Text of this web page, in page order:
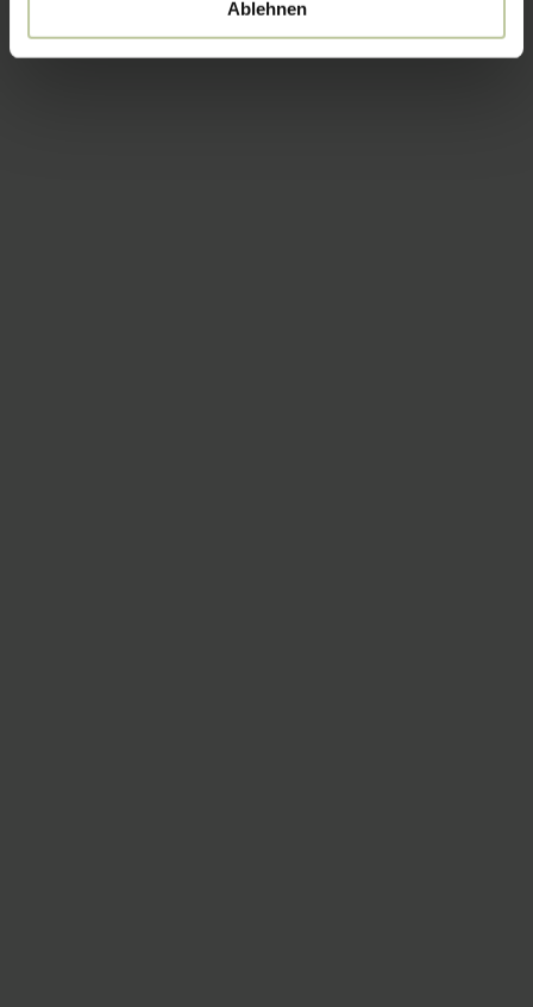
Ablehnen